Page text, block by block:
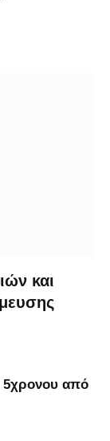
και
5χρονου από